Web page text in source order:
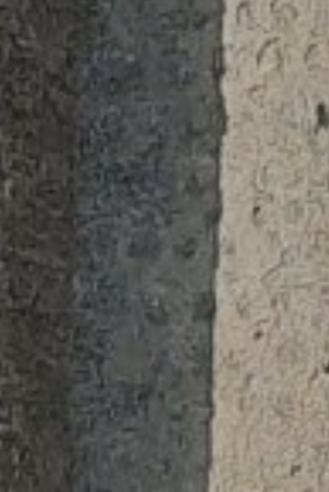
Boinvilliers
Boissets
Bourdonné
Condé-sur-
Courgent
Dammartin-
Gressey
Houdan
Maulette
Mondreville
Montchauvet
Orvilliers